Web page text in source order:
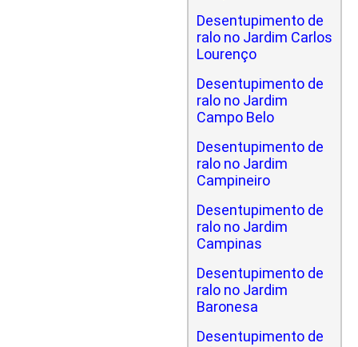
Desentupimento de
ralo no Jardim Carlos
Lourenço
Desentupimento de
ralo no Jardim
Campo Belo
Desentupimento de
ralo no Jardim
Campineiro
Desentupimento de
ralo no Jardim
Campinas
Desentupimento de
ralo no Jardim
Baronesa
Desentupimento de